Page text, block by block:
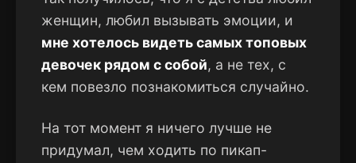
женщин, любил вызывать эмоции, и
мне хотелось видеть самых топовых
девочек рядом с собой, а не тех, с
кем повезло познакомиться случайно.
На тот момент я ничего лучше не
придумал, чем ходить по пикап-